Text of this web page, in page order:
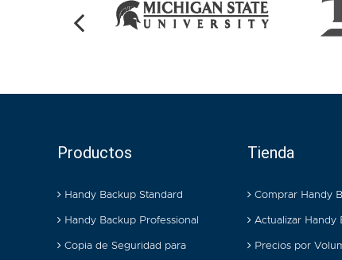
Productos
Handy Backup Standard
Handy Backup Professional
Copia de Seguridad para
Tienda
Comprar Handy
Actualizar Handy
Precios por